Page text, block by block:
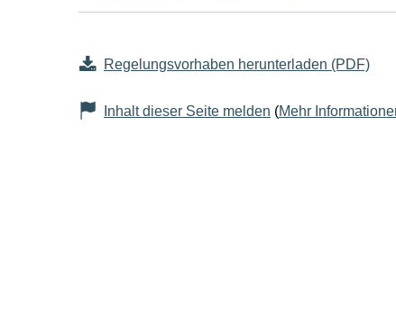
Regelungsvorhaben herunterladen (PDF)
Inhalt dieser Seite melden (Mehr